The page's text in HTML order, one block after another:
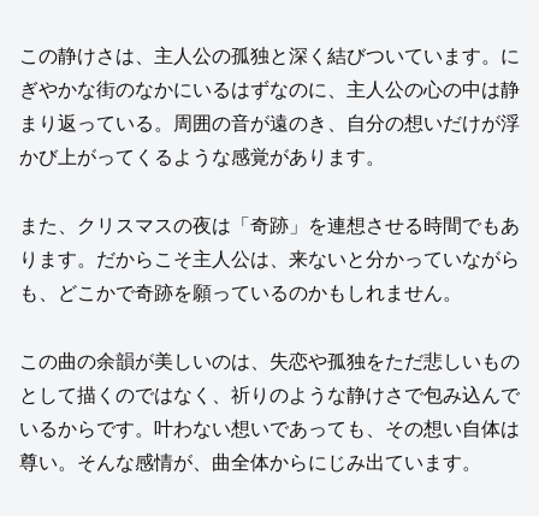
この静けさは、主人公の孤独と深く結びついています。に
ぎやかな街のなかにいるはずなのに、主人公の心の中は静
まり返っている。周囲の音が遠のき、自分の想いだけが浮
かび上がってくるような感覚があります。
また、クリスマスの夜は「奇跡」を連想させる時間でもあ
ります。だからこそ主人公は、来ないと分かっていながら
も、どこかで奇跡を願っているのかもしれません。
この曲の余韻が美しいのは、失恋や孤独をただ悲しいもの
として描くのではなく、祈りのような静けさで包み込んで
いるからです。叶わない想いであっても、その想い自体は
尊い。そんな感情が、曲全体からにじみ出ています。